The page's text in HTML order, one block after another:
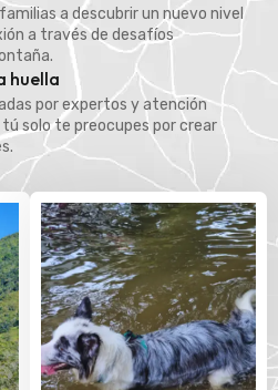
a descubrir un nuevo nivel
a través de desafíos
huella
por expertos y atención
solo te preocupes por crear